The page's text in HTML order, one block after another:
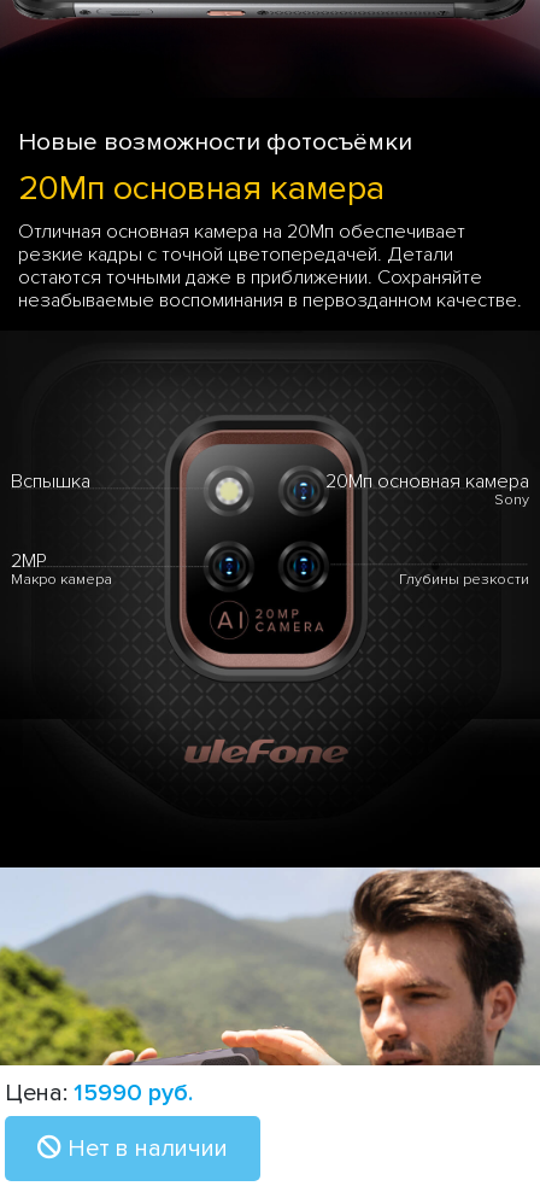
Цена: 15990 руб.
Нет в наличии
Новые возможности фотосъёмки
20Мп основная камера
Отличная основная камера на 20Мп обеспечивает
резкие кадры с точной цветопередачей. Детали
остаются точными даже в приближении. Сохраняйте
незабываемые воспоминания в первозданном качестве.
Вспышка 20Мп основная камера
Sony
2MP
Макро камера Глубины резкости